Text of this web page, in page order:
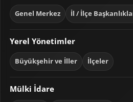
Genel Merkez İl / İlçe
Yerel Yönetimler
Büyükşehir ve İller İlçeler
Mülki İdare